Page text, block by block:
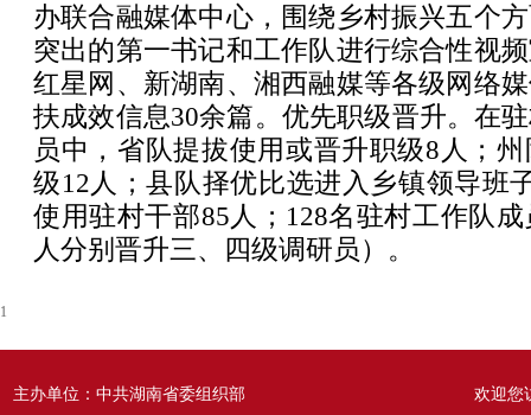
办联合融媒体中心，围绕乡村振兴五个
突出的第一书记和工作队进行综合性视
红星网、新湖南、湘西融媒等各级网络
扶成效信息30余篇。优先职级晋升。在
员中，省队提拔使用或晋升职级8人；
级12人；县队择优比选进入乡镇领导班
使用驻村干部85人；128名驻村工作队
人分别晋升三、四级调研员）。
1
主办单位：中共湖南省委组织部
欢迎您